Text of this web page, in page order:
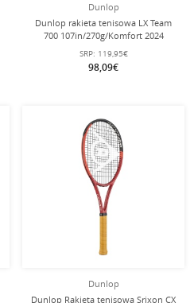
Dunlop
Dunlop rakieta tenisowa LX Team
700 107in/270g/Komfort 2024
niebieskoszary - naciągnięta -
SRP: 119,95€
98,09€
Dunlop
Dunlop Rakieta tenisowa Srixon CX